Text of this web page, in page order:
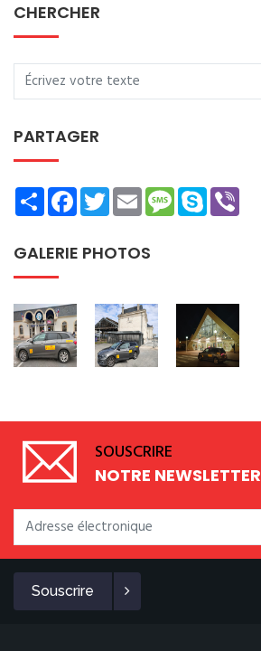
CHERCHER
PARTAGER
ShareFacebookTwitterEmailMessage
Skype
GALERIE PHOTOS
SOUSCRIRE
NOTRE NEWSLETTER
Souscrire